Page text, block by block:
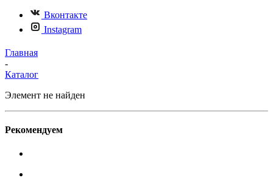
Вконтакте
Instagram
Главная
-
Каталог
Элемент не найден
Рекомендуем